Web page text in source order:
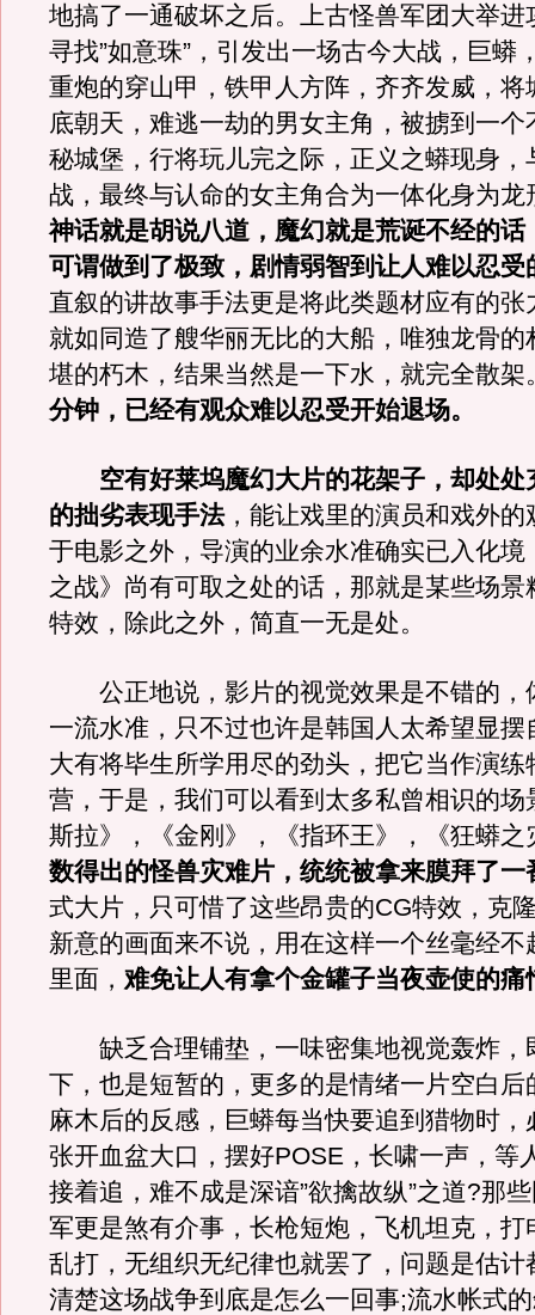
地搞了一通破坏之后。上古怪兽军团大举进
寻找”如意珠”，引发出一场古今大战，巨蟒
重炮的穿山甲，铁甲人方阵，齐齐发威，将
底朝天，难逃一劫的男女主角，被掳到一个
秘城堡，行将玩儿完之际，正义之蟒现身，
战，最终与认命的女主角合为一体化身为
神话就是胡说八道，魔幻就是荒诞不经的话
可谓做到了极致，剧情弱智到让人难以忍受
直叙的讲故事手法更是将此类题材应有的张
就如同造了艘华丽无比的大船，唯独龙骨的
堪的朽木，结果当然是一下水，就完全散架
分钟，已经有观众难以忍受开始退场。
空有好莱坞魔幻大片的花架子，却处处
的拙劣表现手法，能让戏里的演员和戏外的
于电影之外，导演的业余水准确实已入化境
之战》尚有可取之处的话，那就是某些场景
特效，除此之外，简直一无是处。
公正地说，影片的视觉效果是不错的，
一流水准，只不过也许是韩国人太希望显摆
大有将毕生所学用尽的劲头，把它当作演练
营，于是，我们可以看到太多私曾相识的场
斯拉》，《金刚》，《指环王》，《狂蟒之
数得出的怪兽灾难片，统统被拿来膜拜了一
式大片，只可惜了这些昂贵的CG特效，克
新意的画面来不说，用在这样一个丝毫经不
里面， 难免让人有拿个金罐子当夜壶使的痛
缺乏合理铺垫，一味密集地视觉轰炸，
下，也是短暂的，更多的是情绪一片空白后
麻木后的反感，巨蟒每当快要追到猎物时，
张开血盆大口，摆好POSE，长啸一声，等
接着追，难不成是深谙”欲擒故纵”之道?那
军更是煞有介事，长枪短炮，飞机坦克，打
乱打，无组织无纪律也就罢了，问题是估计
清楚这场战争到底是怎么一回事;流水帐式